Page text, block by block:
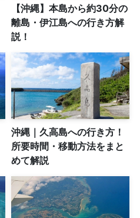
【沖縄】本島から約30分の
離島・伊江島への行き方解
説！
沖縄｜久高島への行き方！
所要時間・移動方法をまと
めて解説